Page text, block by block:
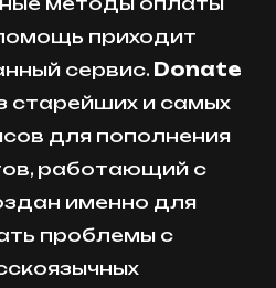
приходит
сервис. Donate
старейших и самых
для пополнения
работающий с
именно для
проблемы с